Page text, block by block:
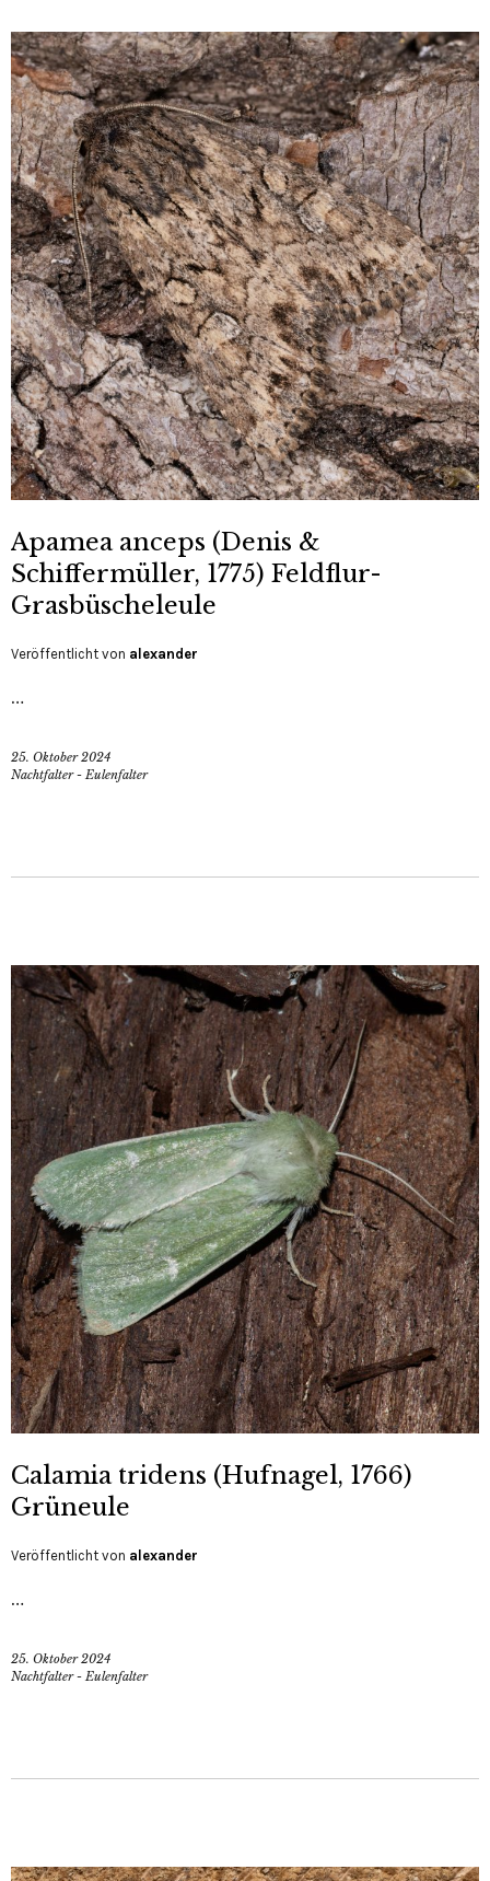
Apamea anceps (Denis &
Schiffermüller, 1775) Feldflur-
Grasbüscheleule
Veröffentlicht von alexander
…
25. Oktober 2024
Nachtfalter - Eulenfalter
Calamia tridens (Hufnagel, 1766)
Grüneule
Veröffentlicht von alexander
…
25. Oktober 2024
Nachtfalter - Eulenfalter